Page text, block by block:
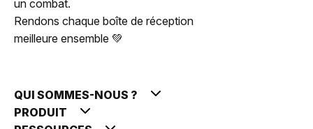
un combat.
Rendons chaque boîte de réception
meilleure ensemble 💚
QUI SOMMES-NOUS ?
PRODUIT